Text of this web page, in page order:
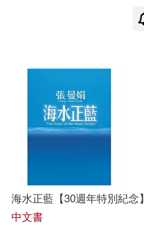
海水正藍【30週年特別紀念】
中文書